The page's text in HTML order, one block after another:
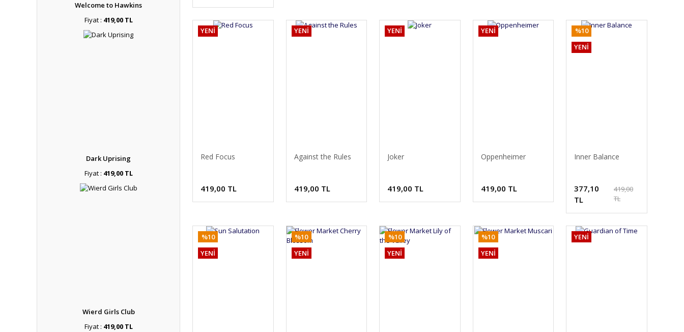
Welcome to Hawkins
Fiyat : 419,00 TL
Dark Uprising
Fiyat : 419,00 TL
Wierd Girls Club
Fiyat : 419,00 TL
YENİ
Red Focus
419,00 TL
YENİ
Against the Rules
419,00 TL
YENİ
Joker
419,00 TL
YENİ
Oppenheimer
419,00 TL
%10
YENİ
Inner Balance
377,10
TL
419,00
TL
%10
YENİ
%10
YENİ
%10
YENİ
%10
YENİ
YENİ